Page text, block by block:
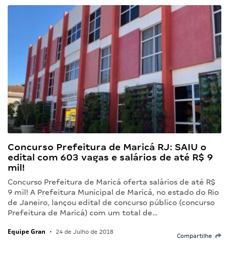
Concurso Prefeitura de Maricá RJ: SAIU o
edital com 603 vagas e salários de até R$ 9
mil!
Concurso Prefeitura de Maricá oferta salários de até R$
9 mil! A Prefeitura Municipal de Maricá, no estado do Rio
de Janeiro, lançou edital de concurso público (concurso
Prefeitura de Maricá) com um total de…
Equipe Gran • 24 de Julho de 2018
Compartilhe